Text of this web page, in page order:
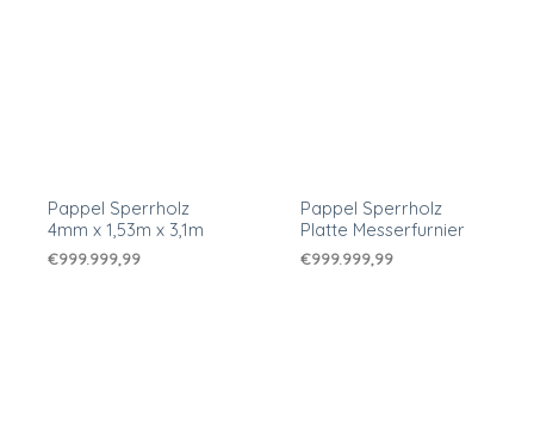
Pappel Sperrholz
4mm x 1,53m x 3,1m
€999.999,99
Pappel Sperrholz
Platte Messerfurnier
€999.999,99